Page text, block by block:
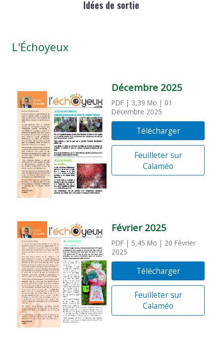
Idées de sortie
L'Échoyeux
Décembre 2025
PDF | 3,39 Mo | 01
Décembre 2025
Télécharger
Feuilleter sur
Calaméo
Février 2025
PDF | 5,45 Mo | 20 Février
2025
Télécharger
Feuilleter sur
Calaméo